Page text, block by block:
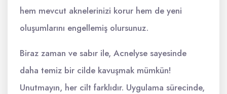
hem mevcut aknelerinizi korur hem de yeni
oluşumlarını engellemiş olursunuz.
Biraz zaman ve sabır ile, Acnelyse sayesinde
daha temiz bir cilde kavuşmak mümkün!
Unutmayın, her cilt farklıdır. Uygulama sürecinde,